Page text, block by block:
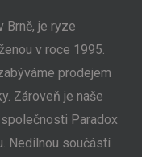
Brně, je ryze
v roce 1995.
prodejem
Zároveň je naše
Paradox
Nedílnou součástí